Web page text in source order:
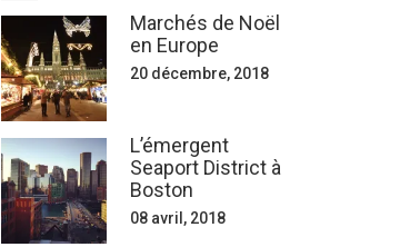
Marchés de Noël
en Europe
20 décembre, 2018
L’émergent
Seaport District à
Boston
08 avril, 2018